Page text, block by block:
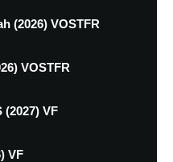
(2026) VOSTFR
VOSTFR
(2027) VF
VF